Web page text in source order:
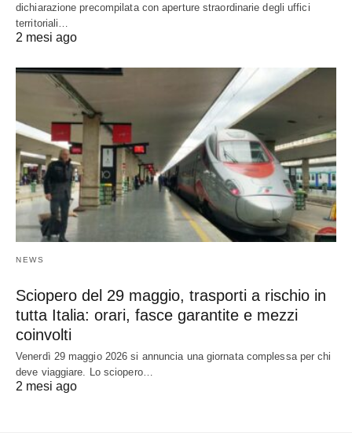
dichiarazione precompilata con aperture straordinarie degli uffici
territoriali…
2 mesi ago
NEWS
Sciopero del 29 maggio, trasporti a rischio in
tutta Italia: orari, fasce garantite e mezzi
coinvolti
Venerdì 29 maggio 2026 si annuncia una giornata complessa per chi
deve viaggiare. Lo sciopero…
2 mesi ago